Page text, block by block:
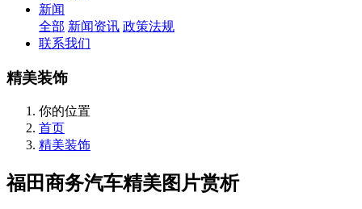
新闻
全部 新闻资讯 政策法规
联系我们
精美装饰
你的位置
首页
精美装饰
福田商务汽车精美图片赏析